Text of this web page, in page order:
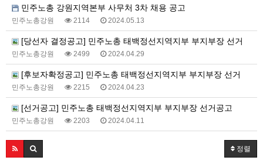
민주노총 강원지역본부 사무처 3차 채용 공고
민주노총강원 2114 2024.05.13
[당선자 결정공고] 민주노총 태백정선지역지부 부지부장 선거
민주노총강원 2499 2024.04.29
[후보자확정공고] 민주노총 태백정선지역지부 부지부장 선거
민주노총강원 2215 2024.04.23
[선거공고] 민주노총 태백정선지역지부 부지부장 선거공고
민주노총강원 2203 2024.04.11
정렬